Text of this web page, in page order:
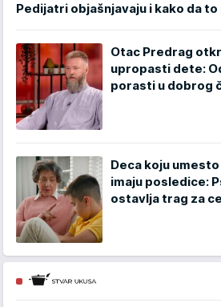
Pedijatri objašnjavaju i kako da
Otac Predrag
upropasti dete:
porasti u dobrog
Deca koju
imaju posledice:
ostavlja trag za